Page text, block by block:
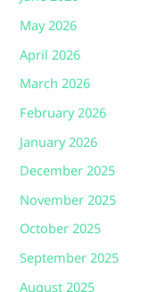
May 2026
April 2026
March 2026
February 2026
January 2026
December 2025
November 2025
October 2025
September 2025